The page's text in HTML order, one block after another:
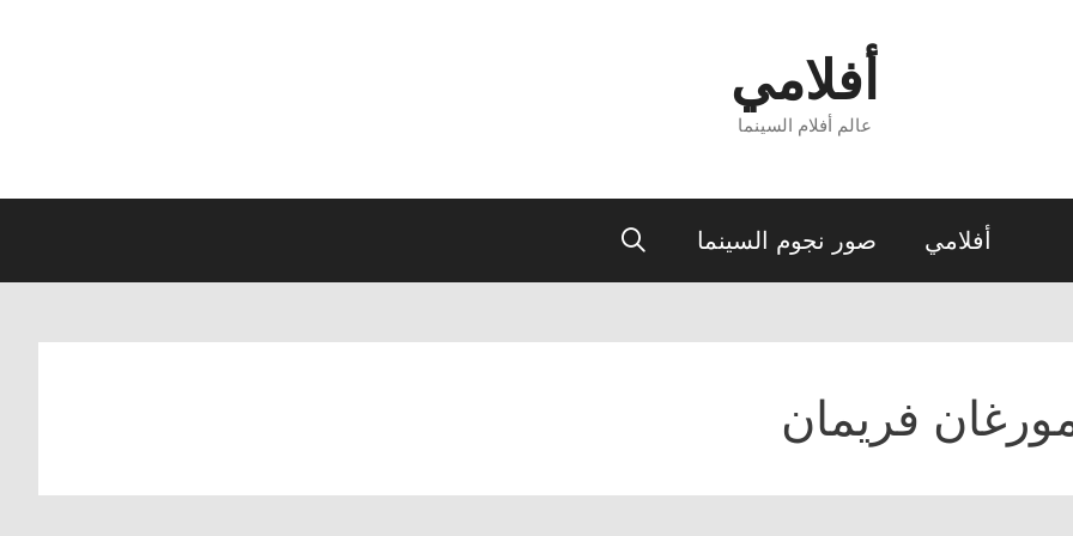
أفلامي
عالم أفلام السينما
أفلامي صور نجوم السينما
فريمان